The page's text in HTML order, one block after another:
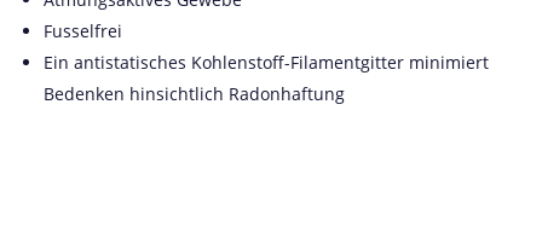
Fusselfrei
Ein antistatisches Kohlenstoff-Filamentgitter minimiert
Bedenken hinsichtlich Radonhaftung